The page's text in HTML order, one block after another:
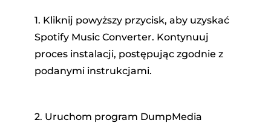
1. Kliknij powyższy przycisk, aby uzyskać
Spotify Music Converter. Kontynuuj
proces instalacji, postępując zgodnie z
podanymi instrukcjami.
2. Uruchom program DumpMedia